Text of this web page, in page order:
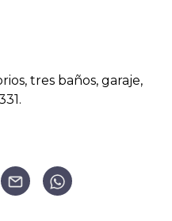
tres baños, garaje,